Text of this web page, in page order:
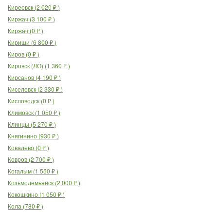
Киреевск (2 020 ₽)
Киржач (3 100 ₽)
Киржач (0 ₽)
Кириши (6 800 ₽)
Киров (0 ₽)
Кировск (ЛО) (1 360 ₽)
Кирсанов (4 190 ₽)
Киселевск (2 330 ₽)
Кисловодск (0 ₽)
Климовск (1 050 ₽)
Клинцы (5 270 ₽)
Княгинино (930 ₽)
Ковалёво (0 ₽)
Ковров (2 700 ₽)
Когалым (1 550 ₽)
Козьмодемьянск (2 000 ₽)
Кокошкино (1 050 ₽)
Кола (780 ₽)